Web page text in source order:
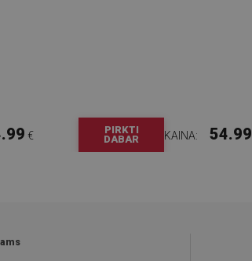
€
PIRKTI
DABAR
KAINA: 54.99